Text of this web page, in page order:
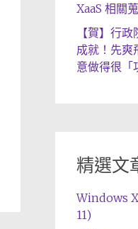
XaaS 相關
【賀】行
成就！先爽
意做得很「
精選文
Windows
11)